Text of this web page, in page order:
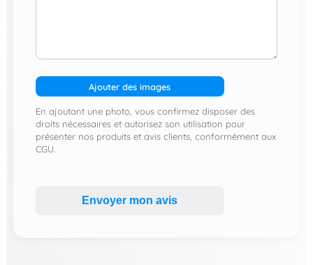
Ajouter des images
En ajoutant une photo, vous confirmez disposer des
droits nécessaires et autorisez son utilisation pour
présenter nos produits et avis clients, conformément aux
CGU.
Envoyer mon avis